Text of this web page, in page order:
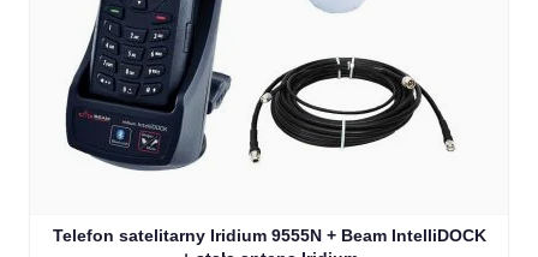
Telefon satelitarny Iridium 9555N + Beam IntelliDOCK
The price depends on the options chosen on the product